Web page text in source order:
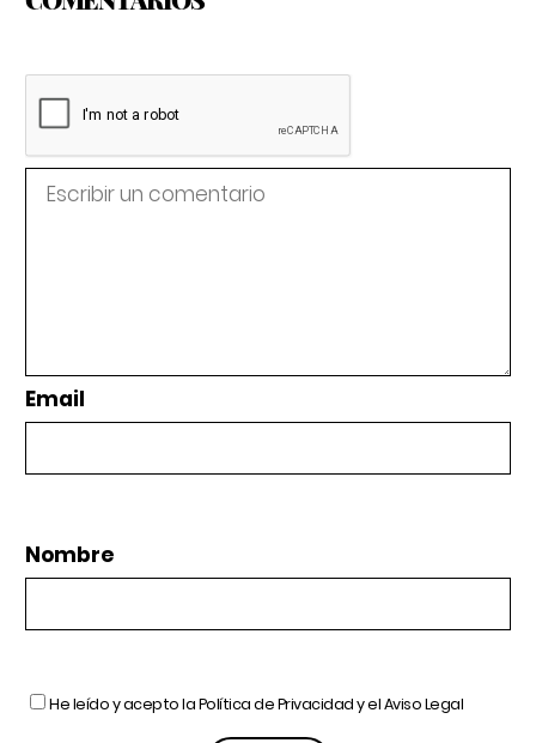
Email
Nombre
He leído y acepto laPolítica de Privacidady elAviso Legal